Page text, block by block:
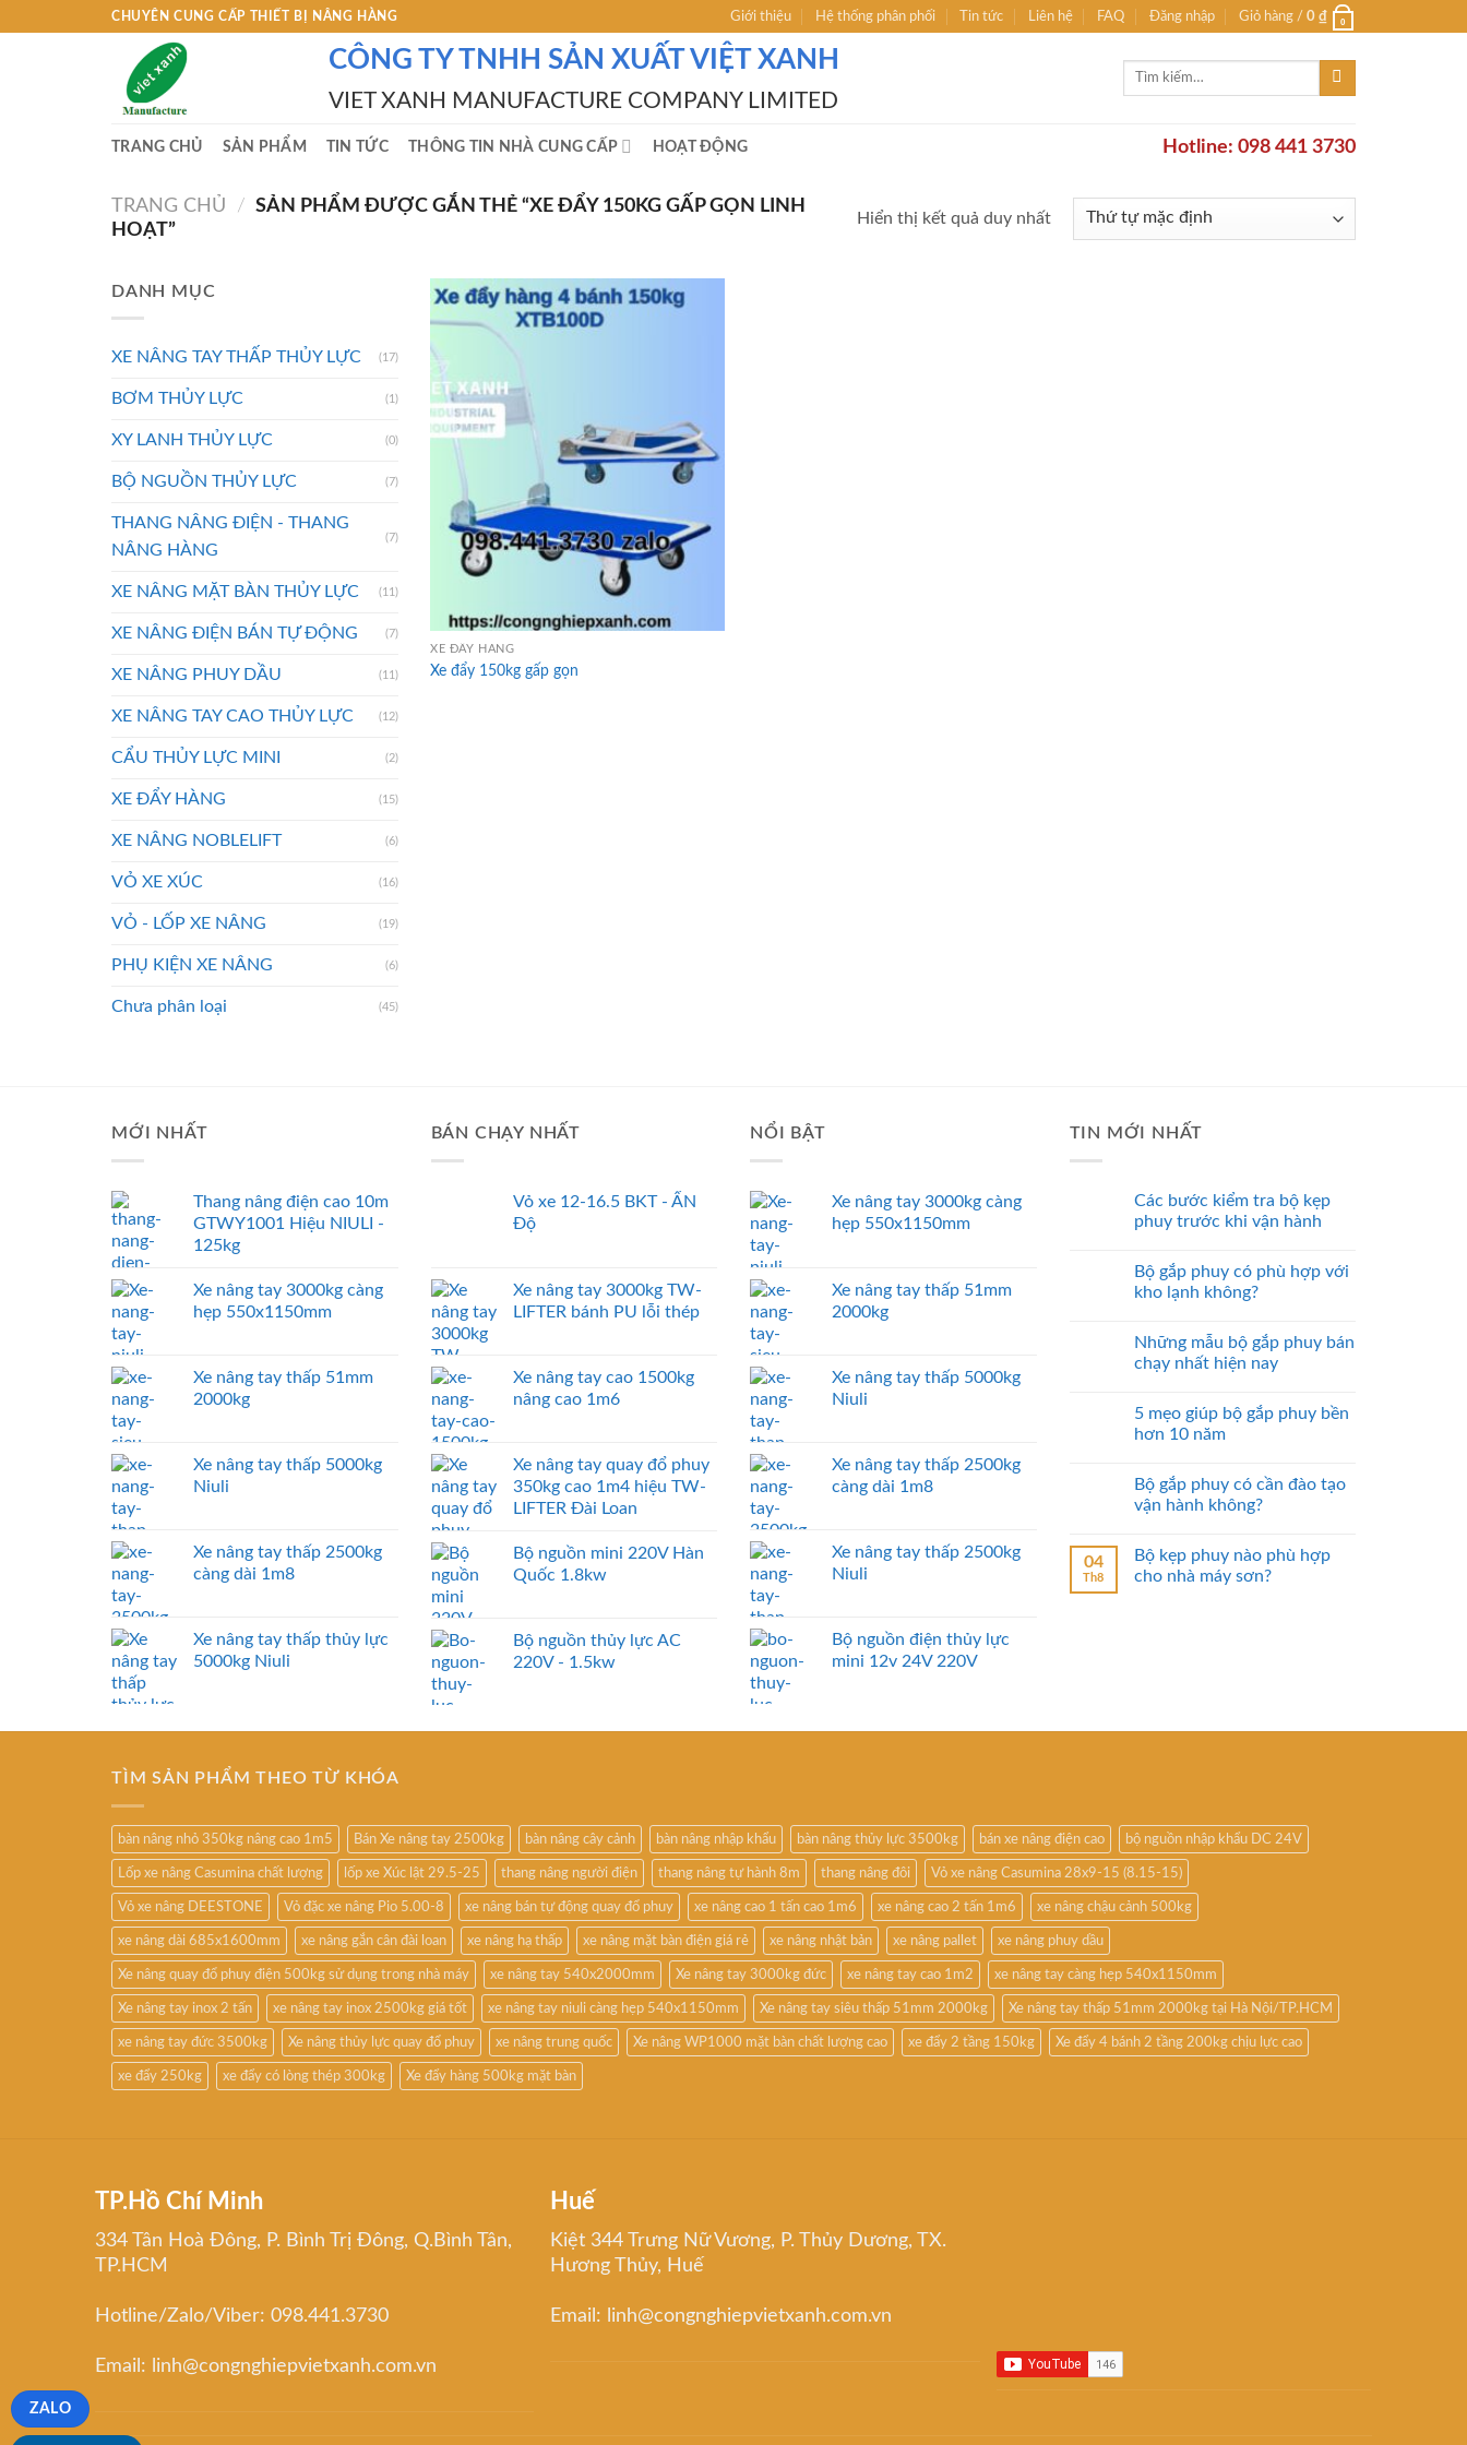
CHUYÊN CUNG CẤP THIẾT BỊ NÂNG HÀNG Giới thiệu Hệ thống phân phối Tin tức Liên hệ FAQ Đăng nhập Giỏ hàng / 0 ₫ 0
CÔNG TY TNHH SẢN XUẤT VIỆT XANH
VIET XANH MANUFACTURE COMPANY LIMITED
Tìm
TRANG CHỦ SẢN PHẨM TIN TỨC THÔNG TIN NHÀ CUNG CẤP HOẠT ĐỘNG Hotline: 098 441 3730
TRANG CHỦ / SẢN PHẨM ĐƯỢC GẮN THẺ “XE ĐẨY 150KG GẤP GỌN LINH
HOẠT”
Hiển thị kết quả duy nhất
DANH MỤC
XE NÂNG TAY THẤP THỦY LỰC (17)
BƠM THỦY LỰC (1)
XY LANH THỦY LỰC (0)
BỘ NGUỒN THỦY LỰC (7)
THANG NÂNG ĐIỆN - THANG
NÂNG HÀNG
(7)
XE NÂNG MẶT BÀN THỦY LỰC (11)
XE NÂNG ĐIỆN BÁN TỰ ĐỘNG (7)
XE NÂNG PHUY DẦU (11)
XE NÂNG TAY CAO THỦY LỰC (12)
CẨU THỦY LỰC MINI (2)
XE ĐẨY HÀNG (15)
XE NÂNG NOBLELIFT (6)
VỎ XE XÚC (16)
VỎ - LỐP XE NÂNG (19)
PHỤ KIỆN XE NÂNG (6)
Chưa phân loại (45)
XE ĐẨY HÀNG
Xe đẩy 150kg gấp gọn
MỚI NHẤT
Thang nâng điện cao 10m
GTWY1001 Hiệu NIULI -
125kg
Xe nâng tay 3000kg càng
hẹp 550x1150mm
Xe nâng tay thấp 51mm
2000kg
Xe nâng tay thấp 5000kg
Niuli
Xe nâng tay thấp 2500kg
càng dài 1m8
Xe nâng tay thấp thủy lực
5000kg Niuli
BÁN CHẠY NHẤT
Vỏ xe 12-16.5 BKT - ẤN
Độ
Xe nâng tay 3000kg TW-
LIFTER bánh PU lỗi thép
Xe nâng tay cao 1500kg
nâng cao 1m6
Xe nâng tay quay đổ phuy
350kg cao 1m4 hiệu TW-
LIFTER Đài Loan
Bộ nguồn mini 220V Hàn
Quốc 1.8kw
Bộ nguồn thủy lực AC
220V - 1.5kw
NỔI BẬT
Xe nâng tay 3000kg càng
hẹp 550x1150mm
Xe nâng tay thấp 51mm
2000kg
Xe nâng tay thấp 5000kg
Niuli
Xe nâng tay thấp 2500kg
càng dài 1m8
Xe nâng tay thấp 2500kg
Niuli
Bộ nguồn điện thủy lực
mini 12v 24V 220V
TIN MỚI NHẤT
Các bước kiểm tra bộ kẹp
phuy trước khi vận hành
Bộ gắp phuy có phù hợp với
kho lạnh không?
Những mẫu bộ gắp phuy bán
chạy nhất hiện nay
5 mẹo giúp bộ gắp phuy bền
hơn 10 năm
Bộ gắp phuy có cần đào tạo
vận hành không?
04
Th8
Bộ kẹp phuy nào phù hợp
cho nhà máy sơn?
TÌM SẢN PHẨM THEO TỪ KHÓA
bàn nâng nhỏ 350kg nâng cao 1m5 Bán Xe nâng tay 2500kg bàn nâng cây cảnh bàn nâng nhập khẩu bàn nâng thủy lực 3500kg bán xe nâng điện cao bộ nguồn nhập khẩu DC 24V
Lốp xe nâng Casumina chất lượng lốp xe Xúc lật 29.5-25 thang nâng người điện thang nâng tự hành 8m thang nâng đôi Vỏ xe nâng Casumina 28x9-15 (8.15-15)
Vỏ xe nâng DEESTONE Vỏ đặc xe nâng Pio 5.00-8 xe nâng bán tự động quay đổ phuy xe nâng cao 1 tấn cao 1m6 xe nâng cao 2 tấn 1m6 xe nâng chậu cảnh 500kg
xe nâng dài 685x1600mm xe nâng gắn cân đài loan xe nâng hạ thấp xe nâng mặt bàn điện giá rẻ xe nâng nhật bản xe nâng pallet xe nâng phuy dầu
Xe nâng quay đổ phuy điện 500kg sử dụng trong nhà máy xe nâng tay 540x2000mm Xe nâng tay 3000kg đức xe nâng tay cao 1m2 xe nâng tay càng hẹp 540x1150mm
Xe nâng tay inox 2 tấn xe nâng tay inox 2500kg giá tốt xe nâng tay niuli càng hẹp 540x1150mm Xe nâng tay siêu thấp 51mm 2000kg Xe nâng tay thấp 51mm 2000kg tại Hà Nội/TP.HCM
xe nâng tay đức 3500kg Xe nâng thủy lực quay đổ phuy xe nâng trung quốc Xe nâng WP1000 mặt bàn chất lượng cao xe đẩy 2 tầng 150kg Xe đẩy 4 bánh 2 tầng 200kg chịu lực cao
xe đẩy 250kg xe đẩy có lòng thép 300kg Xe đẩy hàng 500kg mặt bàn
TP.Hồ Chí Minh
334 Tân Hoà Đông, P. Bình Trị Đông, Q.Bình Tân,
TP.HCM
Hotline/Zalo/Viber: 098.441.3730
Email: linh@congnghiepvietxanh.com.vn
Huế
Kiệt 344 Trưng Nữ Vương, P. Thủy Dương, TX.
Hương Thủy, Huế
Email: linh@congnghiepvietxanh.com.vn
ZALO